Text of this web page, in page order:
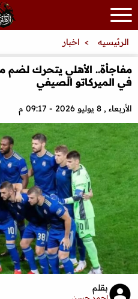
الرئيسيه اخبار
مفاجأة.. الأهلي يتحرك لضم
في الميركاتو الصيفي
الأربعاء , 8 يوليو 2026 - 09:17 م
بقلم